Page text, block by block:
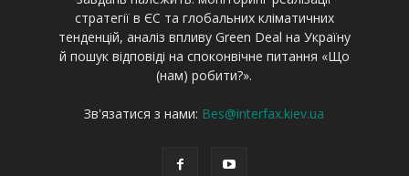
стратегії в ЄС та глобальних кліматичних
тенденцій, аналіз впливу Green Deal на Україну
й пошук відповіді на споконвічне питання «Що
(нам) робити?».
Зв'язатися з нами: Bes@interfax.kiev.ua